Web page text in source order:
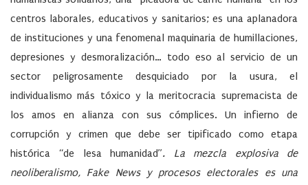
centros laborales, educativos y sanitarios; es una aplanadora
de instituciones y una fenomenal maquinaria de humillaciones,
depresiones y desmoralización… todo eso al servicio de un
sector peligrosamente desquiciado por la usura, el
individualismo más tóxico y la meritocracia supremacista de
los amos en alianza con sus cómplices. Un infierno de
corrupción y crimen que debe ser tipificado como etapa
histórica “de lesa humanidad”. La mezcla explosiva de
neoliberalismo, Fake News y procesos electorales es una